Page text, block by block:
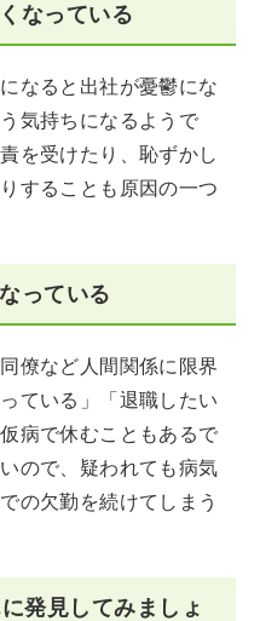
なっている
なると出社が憂鬱にな
気持ちになるようで
を受けたり、恥ずかし
することも原因の一つ
っている
僚など人間関係に限界
ている」「退職したい
病で休むこともあるで
ので、疑われても病気
の欠勤を続けてしまう
発見してみましょ